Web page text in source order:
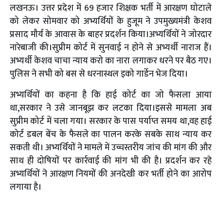
लखनऊ। उत्तर प्रदेश में 69 हजार शिक्षक भर्ती में आरक्षण घोटाले
को लेकर सोमवार को अभ्यर्थियों के हुजूम ने उपमुख्यमंत्री केशव
प्रसाद मौर्य के आवास के बाहर प्रदर्शन किया।अभ्यर्थियों ने जोरदार
नारेबाजी की।सुप्रीम कोर्ट में सुनवाई न होने से अभ्यर्थी नाराज हैं।
अभ्यर्थी केशव चाचा न्याय करो का नारा लगाकर धरने पर बैठ गए।
पुलिस ने सभी को बस से धरनास्थल इको गार्डेन भेज दिया।
अभ्यर्थियों का कहना है कि हाई कोर्ट का जो फैसला आया
था,सरकार ने उसे जानबूझ कर लटका दिया।इससे मामला अब
सुप्रीम कोर्ट में चला गया। सरकार के पास पर्याप्त समय था,वह हाई
कोर्ट डबल बेंच के फैसले का पालन करके सबके साथ न्याय कर
सकती थी। अभ्यर्थियों ने मामले में उच्चस्तरीय जांच की मांग की और
साथ ही दोषियों पर कार्रवाई की मांग भी की है। प्रदर्शन कर रहे
अभ्यर्थियों ने आरक्षण नियमों की अनदेखी कर भर्ती होने का आरोप
लगाया है।